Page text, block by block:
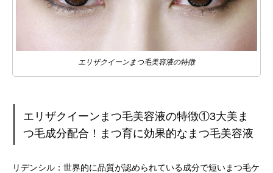
エリザクイーンまつ毛美容液の特徴
エリザクイーンまつ毛美容液の特徴①3大美ま
つ毛成分配合！まつ育に効果的なまつ毛美容液
リデンシル：世界的に品質が認められている成分で短いまつ毛ケ